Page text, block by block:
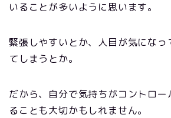
いることが多いように思います。
緊張しやすいとか、人目が気になっ
てしまうとか。
だから、自分で気持ちがコントロー
ることも大切かもしれません。